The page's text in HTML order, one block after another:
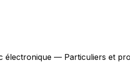
électronique — Particuliers et